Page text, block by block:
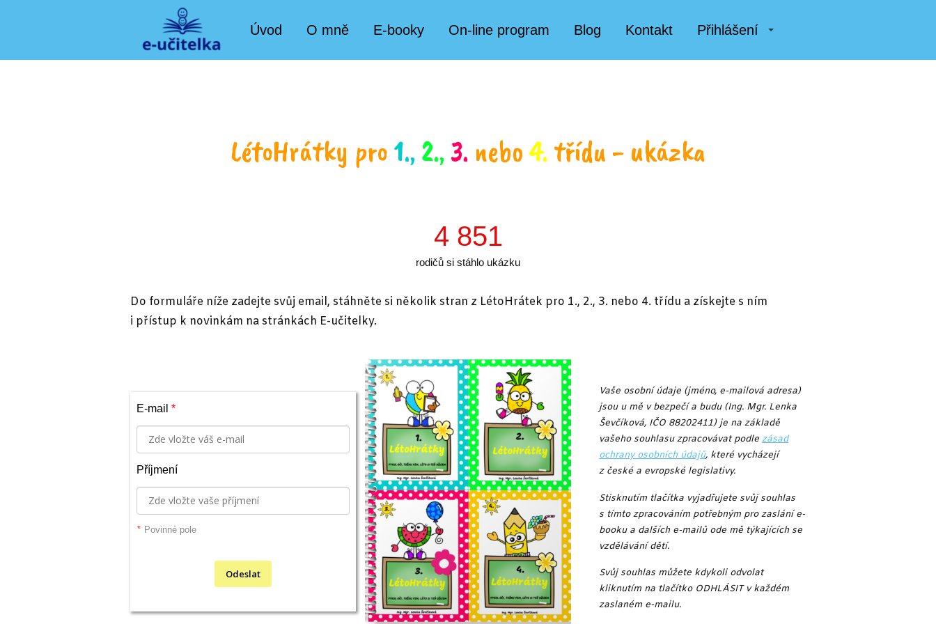
Úvod O mně E-booky On-line program Blog Kontakt Přihlášení
LétoHrátky pro1., 2., 3. nebo4. třídu - ukázka
4 851
rodičů si stáhlo ukázku
Do formuláře níže zadejte svůj email, stáhněte si několik stran z LétoHrátek pro 1., 2., 3. nebo 4. třídu a získejte s ním
i přístup k novinkám na stránkách E-učitelky.
E-mail *
Příjmení
* Povinné pole
Odeslat
Vaše osobní údaje (jméno, e-mailová adresa)
jsou u mě v bezpečí a budu (Ing. Mgr. Lenka
Ševčíková, IČO 88202411) je na základě
vašeho souhlasu zpracovávat podlezásad
ochrany osobních údajů, které vycházejí
z české a evropské legislativy.
Stisknutím tlačítka vyjadřujete svůj souhlas
s tímto zpracováním potřebným pro zaslání e-
booku a dalších e-mailů ode mě týkajících se
vzdělávání dětí.
Svůj souhlas můžete kdykoli odvolat
kliknutím na tlačítko ODHLÁSIT v každém
zaslaném e-mailu.